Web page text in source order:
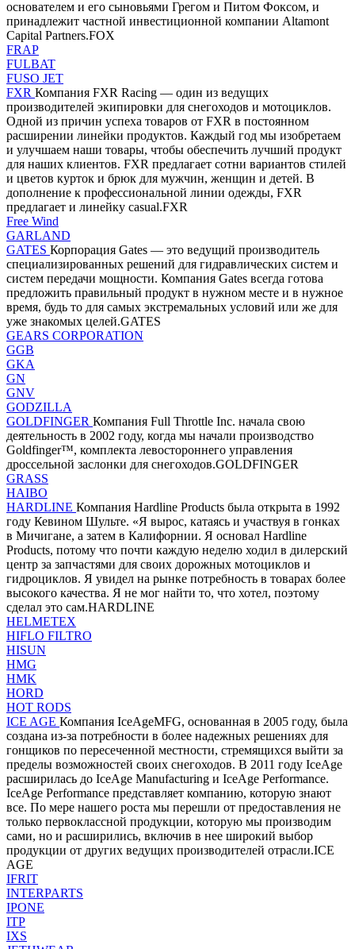
основателем и его сыновьями Грегом и Питом Фоксом, и
принадлежит частной инвестиционной компании Altamont
Capital Partners.FOX
FRAP
FULBAT
FUSO JET
FXR Компания FXR Racing — один из ведущих
производителей экипировки для снегоходов и мотоциклов.
Одной из причин успеха товаров от FXR в постоянном
расширении линейки продуктов. Каждый год мы изобретаем
и улучшаем наши товары, чтобы обеспечить лучший продукт
для наших клиентов. FXR предлагает сотни вариантов стилей
и цветов курток и брюк для мужчин, женщин и детей. В
дополнение к профессиональной линии одежды, FXR
предлагает и линейку casual.FXR
Free Wind
GARLAND
GATES Корпорация Gates — это ведущий производитель
специализированных решений для гидравлических систем и
систем передачи мощности. Компания Gates всегда готова
предложить правильный продукт в нужном месте и в нужное
время, будь то для самых экстремальных условий или же для
уже знакомых целей.GATES
GEARS CORPORATION
GGB
GKA
GN
GNV
GODZILLA
GOLDFINGER Компания Full Throttle Inc. начала свою
деятельность в 2002 году, когда мы начали производство
Goldfinger™, комплекта левостороннего управления
дроссельной заслонки для снегоходов.GOLDFINGER
GRASS
HAIBO
HARDLINE Компания Hardline Products была открыта в 1992
году Кевином Шульте. «Я вырос, катаясь и участвуя в гонках
в Мичигане, а затем в Калифорнии. Я основал Hardline
Products, потому что почти каждую неделю ходил в дилерский
центр за запчастями для своих дорожных мотоциклов и
гидроциклов. Я увидел на рынке потребность в товарах более
высокого качества. Я не мог найти то, что хотел, поэтому
сделал это сам.HARDLINE
HELMETEX
HIFLO FILTRO
HISUN
HMG
HMK
HORD
HOT RODS
ICE AGE Компания IceAgeMFG, основанная в 2005 году, была
создана из-за потребности в более надежных решениях для
гонщиков по пересеченной местности, стремящихся выйти за
пределы возможностей своих снегоходов. В 2011 году IceAge
расширилась до IceAge Manufacturing и IceAge Performance.
IceAge Performance представляет компанию, которую знают
все. По мере нашего роста мы перешли от предоставления не
только первоклассной продукции, которую мы производим
сами, но и расширились, включив в нее широкий выбор
продукции от других ведущих производителей отрасли.ICE
AGE
IFRIT
INTERPARTS
IPONE
ITP
IXS